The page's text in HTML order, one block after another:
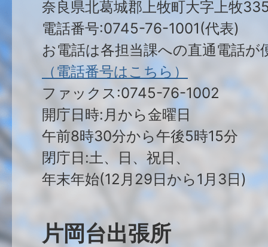
奈良県北葛城郡上牧町大字上牧
電話番号:0745-76-1001(代表)
お電話は各担当課への直通電話が
（電話番号はこちら）
ファックス:0745-76-1002
開庁日時:月から金曜日
午前8時30分から午後5時15分
閉庁日:土、日、祝日、
年末年始(12月29日から1月3日)
片岡台出張所